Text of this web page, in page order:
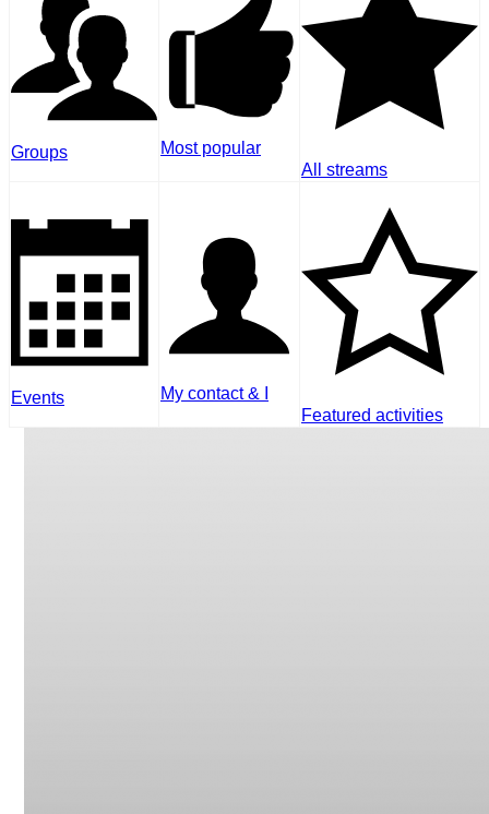
Groups
Most popular
All streams
Events
My contact & I
Featured activities